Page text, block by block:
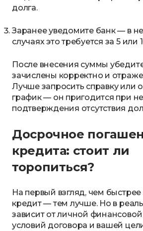
долга.
Заранее уведомите банк — в
случаях это требуется за 5
После внесения суммы
зачислены корректно и
Лучше запросить справку или
график — он пригодится при
подтверждения отсутствия
Досрочное
кредита: стоит ли
торопиться?
На первый взгляд, чем
кредит — тем лучше. Но в
зависит от личной финансовой
условий договора и вашей